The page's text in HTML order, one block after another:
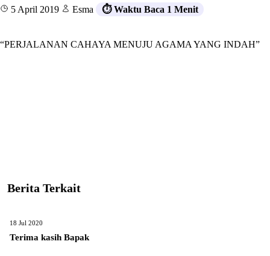
5 April 2019 Esma ⏱️ Waktu Baca 1 Menit
“PERJALANAN CAHAYA MENUJU AGAMA YANG INDAH”
Berita Terkait
18 Jul 2020
Terima kasih Bapak